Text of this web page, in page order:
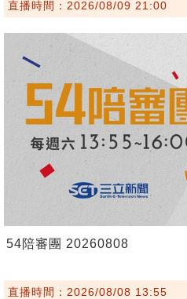
直播時間：2026/08/09 21:00
54陪審團 20260808
直播時間：2026/08/08 13:55